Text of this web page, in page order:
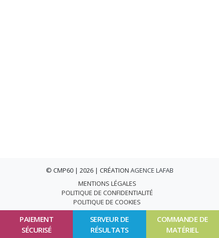
PAIEMENT
SÉCURISÉ
SERVEUR DE
RÉSULTATS
COMMANDE DE
MATÉRIEL
© CMP60 | 2026 | CRÉATION AGENCE LAFAB
MENTIONS LÉGALES
POLITIQUE DE CONFIDENTIALITÉ
POLITIQUE DE COOKIES